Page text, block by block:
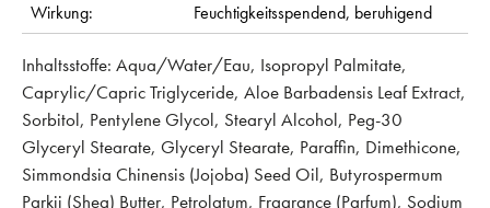
Wirkung:
Feuchtigkeitsspendend, beruhigend
Inhaltsstoffe: Aqua/Water/Eau, Isopropyl Palmitate,
Caprylic/Capric Triglyceride, Aloe Barbadensis Leaf Extract,
Sorbitol, Pentylene Glycol, Stearyl Alcohol, Peg-30
Glyceryl Stearate, Glyceryl Stearate, Paraffin, Dimethicone,
Simmondsia Chinensis (Jojoba) Seed Oil, Butyrospermum
Parkii (Shea) Butter, Petrolatum, Fragrance (Parfum), Sodium